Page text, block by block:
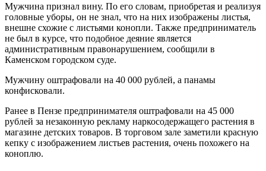
Мужчина признал вину. По его словам, приобретая и реализуя
головные уборы, он не знал, что на них изображены листья,
внешне схожие с листьями конопли. Также предприниматель
не был в курсе, что подобное деяние является
административным правонарушением, сообщили в
Каменском городском суде.
Мужчину оштрафовали на 40 000 рублей, а панамы
конфисковали.
Ранее в Пензе предпринимателя оштрафовали на 45 000
рублей за незаконную рекламу наркосодержащего растения в
магазине детских товаров. В торговом зале заметили красную
кепку с изображением листьев растения, очень похожего на
коноплю.